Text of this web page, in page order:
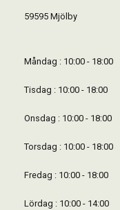
59595 Mjölby
Måndag : 10:00 - 18:00
Tisdag : 10:00 - 18:00
Onsdag : 10:00 - 18:00
Torsdag : 10:00 - 18:00
Fredag : 10:00 - 18:00
Lördag : 10:00 - 14:00